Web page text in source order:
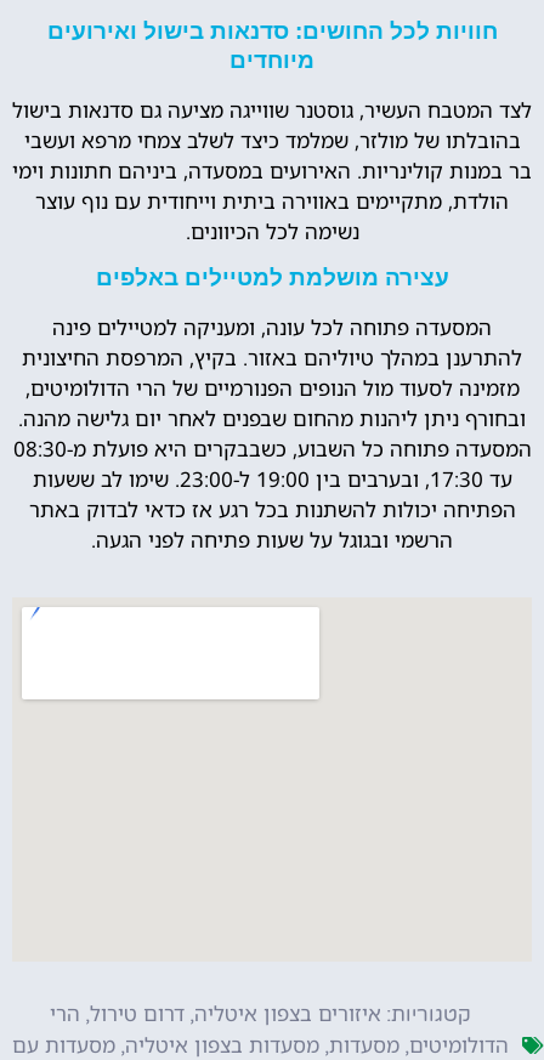
חוויות לכל החושים: סדנאות בישול ואירועים
מיוחדים
לצד המטבח העשיר, גוסטנר שווייגה מציעה גם סדנאות בישול
בהובלתו של מולזר, שמלמד כיצד לשלב צמחי מרפא ועשבי
בר במנות קולינריות. האירועים במסעדה, ביניהם חתונות וימי
הולדת, מתקיימים באווירה ביתית וייחודית עם נוף עוצר
נשימה לכל הכיוונים.
עצירה מושלמת למטיילים באלפים
המסעדה פתוחה לכל עונה, ומעניקה למטיילים פינה
להתרענן במהלך טיוליהם באזור. בקיץ, המרפסת החיצונית
מזמינה לסעוד מול הנופים הפנורמיים של הרי הדולומיטים,
ובחורף ניתן ליהנות מהחום שבפנים לאחר יום גלישה מהנה.
המסעדה פתוחה כל השבוע, כשבבקרים היא פועלת מ-08:30
עד 17:30, ובערבים בין 19:00 ל-23:00. שימו לב ששעות
הפתיחה יכולות להשתנות בכל רגע אז כדאי לבדוק באתר
הרשמי ובגוגל על שעות פתיחה לפני הגעה.
קטגוריות: איזורים בצפון איטליה, דרום טירול, הרי
הדולומיטים, מסעדות, מסעדות בצפון איטליה, מסעדות עם